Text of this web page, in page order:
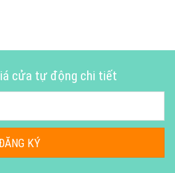
cửa tự động chi tiết